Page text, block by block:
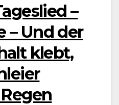
–
– Und der
klebt,